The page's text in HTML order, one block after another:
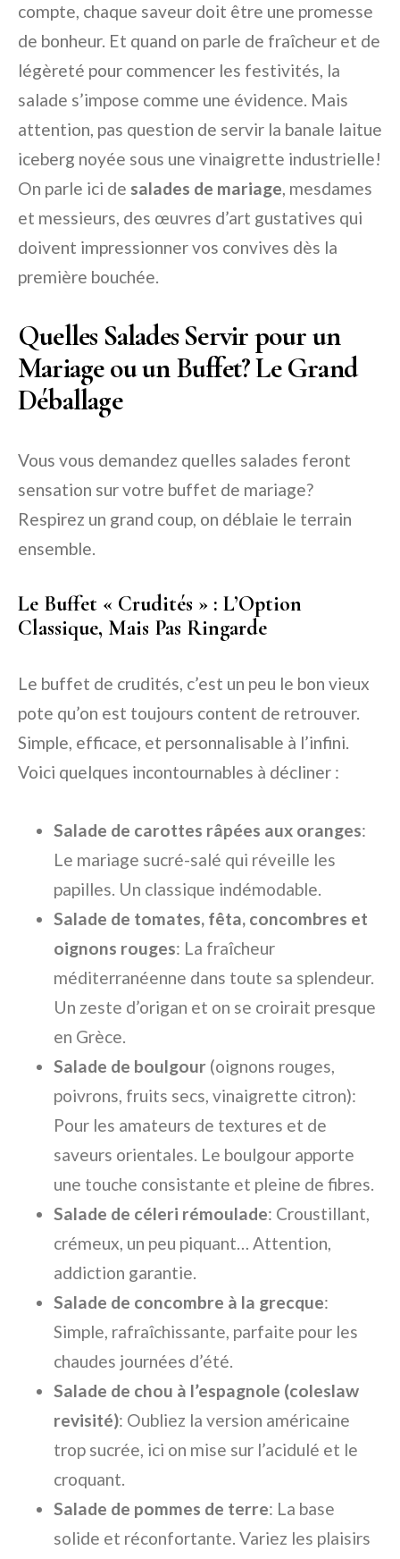
compte, chaque saveur doit être une promesse
de bonheur. Et quand on parle de fraîcheur et de
légèreté pour commencer les festivités, la
salade s’impose comme une évidence. Mais
attention, pas question de servir la banale laitue
iceberg noyée sous une vinaigrette industrielle!
On parle ici de salades de mariage, mesdames
et messieurs, des œuvres d’art gustatives qui
doivent impressionner vos convives dès la
première bouchée.
Quelles Salades Servir pour un
Mariage ou un Buffet? Le Grand
Déballage
Vous vous demandez quelles salades feront
sensation sur votre buffet de mariage?
Respirez un grand coup, on déblaie le terrain
ensemble.
Le Buffet « Crudités » : L’Option
Classique, Mais Pas Ringarde
Le buffet de crudités, c’est un peu le bon vieux
pote qu’on est toujours content de retrouver.
Simple, efficace, et personnalisable à l’infini.
Voici quelques incontournables à décliner :
Salade de carottes râpées aux oranges:
Le mariage sucré-salé qui réveille les
papilles. Un classique indémodable.
Salade de tomates, fêta, concombres et
oignons rouges: La fraîcheur
méditerranéenne dans toute sa splendeur.
Un zeste d’origan et on se croirait presque
en Grèce.
Salade de boulgour (oignons rouges,
poivrons, fruits secs, vinaigrette citron):
Pour les amateurs de textures et de
saveurs orientales. Le boulgour apporte
une touche consistante et pleine de fibres.
Salade de céleri rémoulade: Croustillant,
crémeux, un peu piquant… Attention,
addiction garantie.
Salade de concombre à la grecque:
Simple, rafraîchissante, parfaite pour les
chaudes journées d’été.
Salade de chou à l’espagnole (coleslaw
revisité): Oubliez la version américaine
trop sucrée, ici on mise sur l’acidulé et le
croquant.
Salade de pommes de terre: La base
solide et réconfortante. Variez les plaisirs